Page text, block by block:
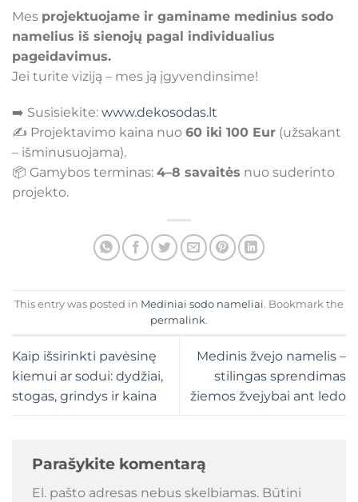
Mes projektuojame ir gaminame medinius sodo
namelius iš sienojų pagal individualius
pageidavimus.
Jei turite viziją – mes ją įgyvendinsime!
➡️ Susisiekite: www.dekosodas.lt
✍️ Projektavimo kaina nuo 60 iki 100 Eur (užsakant
– išminusuojama).
📦 Gamybos terminas: 4–8 savaitės nuo suderinto
projekto.
This entry was posted in Mediniai sodo nameliai. Bookmark the
permalink.
Kaip išsirinkti pavėsinę
kiemui ar sodui: dydžiai,
stogas, grindys ir kaina
Medinis žvejo namelis –
stilingas sprendimas
žiemos žvejybai ant ledo
Parašykite komentarą
El. pašto adresas nebus skelbiamas. Būtini